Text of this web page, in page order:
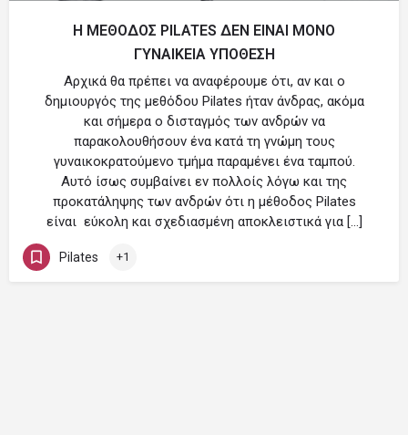
Η ΜΕΘΟΔΟΣ PILATES ΔΕΝ ΕΙΝΑΙ ΜΟΝΟ
ΓΥΝΑΙΚΕΙΑ ΥΠΟΘΕΣΗ
Αρχικά θα πρέπει να αναφέρουμε ότι, αν και ο
δημιουργός της μεθόδου Pilates ήταν άνδρας, ακόμα
και σήμερα ο δισταγμός των ανδρών να
παρακολουθήσουν ένα κατά τη γνώμη τους
γυναικοκρατούμενο τμήμα παραμένει ένα ταμπού.
Αυτό ίσως συμβαίνει εν πολλοίς λόγω και της
προκατάληψης των ανδρών ότι η μέθοδος Pilates
είναι εύκολη και σχεδιασμένη αποκλειστικά για […]
Pilates +1